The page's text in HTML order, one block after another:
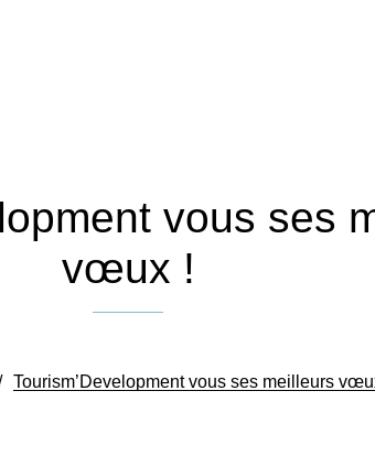
vous ses
vœux !
Tourism’Development vous ses meilleurs